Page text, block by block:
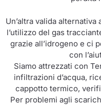
Un’altra valida
l’utilizzo del gas
grazie all’idrogeno e ci
con
Siamo attrezzati con
infiltrazioni d’acqua,
cappotto termico,
Per problemi agli